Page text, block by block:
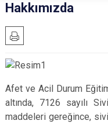
Hakkımızda
Afet ve Acil Durum
altında, 7126 sayılı
maddeleri gereğince,